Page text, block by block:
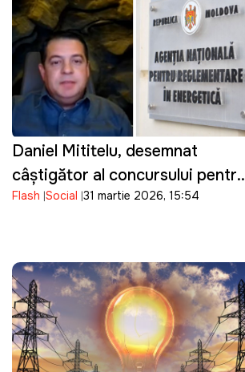
Daniel Mititelu, desemnat
câștigător al concursului pentru
funcția de director al ANRE
Flash Social 31 martie 2026, 15:54